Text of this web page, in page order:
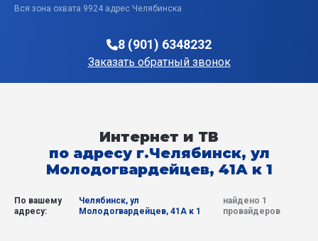
Вся зона охвата 9924 адрес Челябинска
8 (901) 6348232
Заказать обратный звонок
Интернет и ТВ
по адресу г.Челябинск, ул
Молодогвардейцев, 41А к 1
По вашему
адресу:
Челябинск, ул
Молодогвардейцев, 41А к 1
найдено 1
провайдеров